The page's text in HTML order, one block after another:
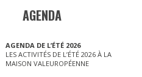
AGENDA
AGENDA DE L’ÉTÉ 2026
LES ACTIVITÉS DE L’ÉTÉ 2026 À LA
MAISON VALEUROPÉENNE